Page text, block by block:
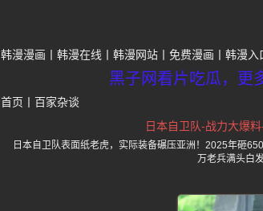
韩漫漫画 韩漫在线 韩漫网站 免费漫画 韩漫入
黑子网看片吃瓜，更
首页 百家杂谈
日本自卫队-战力大爆
日本自卫队表面纸老虎，实际装备碾压亚洲！2025年砸
万老兵满头白